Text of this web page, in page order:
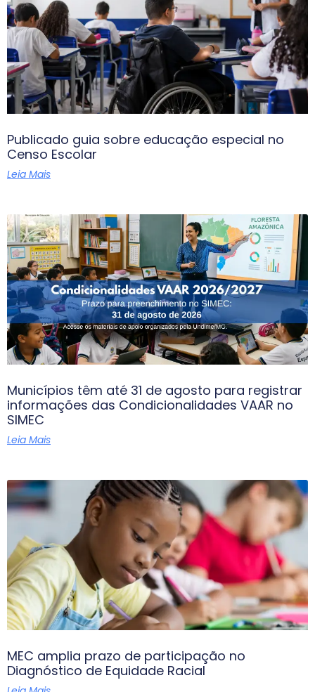
Publicado guia sobre educação especial no
Censo Escolar
Leia Mais
Municípios têm até 31 de agosto para registrar
informações das Condicionalidades VAAR no
SIMEC
Leia Mais
MEC amplia prazo de participação no
Diagnóstico de Equidade Racial